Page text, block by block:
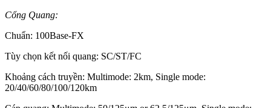
Cổng Quang:
Chuẩn: 100Base-FX
Tùy chọn kết nối quang: SC/ST/FC
Khoảng cách truyền: Multimode: 2km, Single mode:
20/40/60/80/100/120km